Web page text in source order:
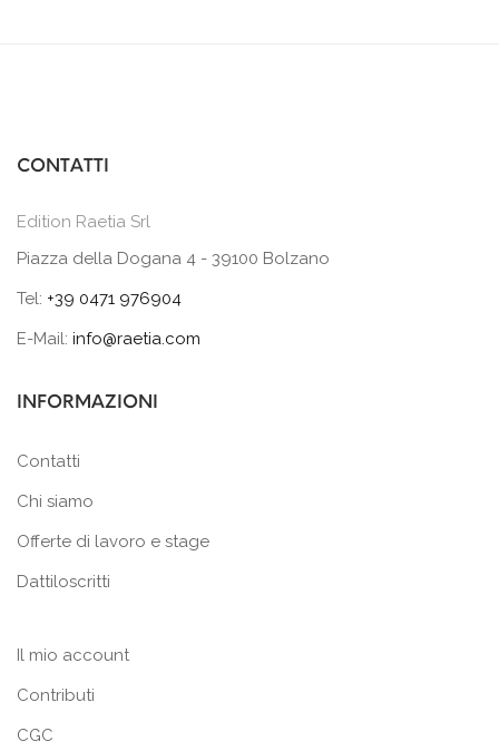
CONTATTI
Edition Raetia Srl
Piazza della Dogana 4 - 39100 Bolzano
Tel: +39 0471 976904
E-Mail: info@raetia.com
INFORMAZIONI
Contatti
Chi siamo
Offerte di lavoro e stage
Dattiloscritti
Il mio account
Contributi
CGC